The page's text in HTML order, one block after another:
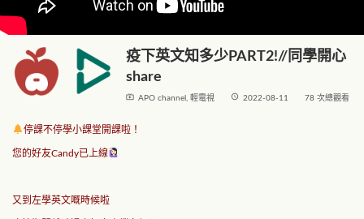
疫下英文知多少PART2!//同學開心
share
live_tv APO channel , 輕電視 access_time 2022-08-11 78 次總觀看
停課不停學小課堂開課啦！
您的好友Candy已上線
又到左學英文嘅時候啦